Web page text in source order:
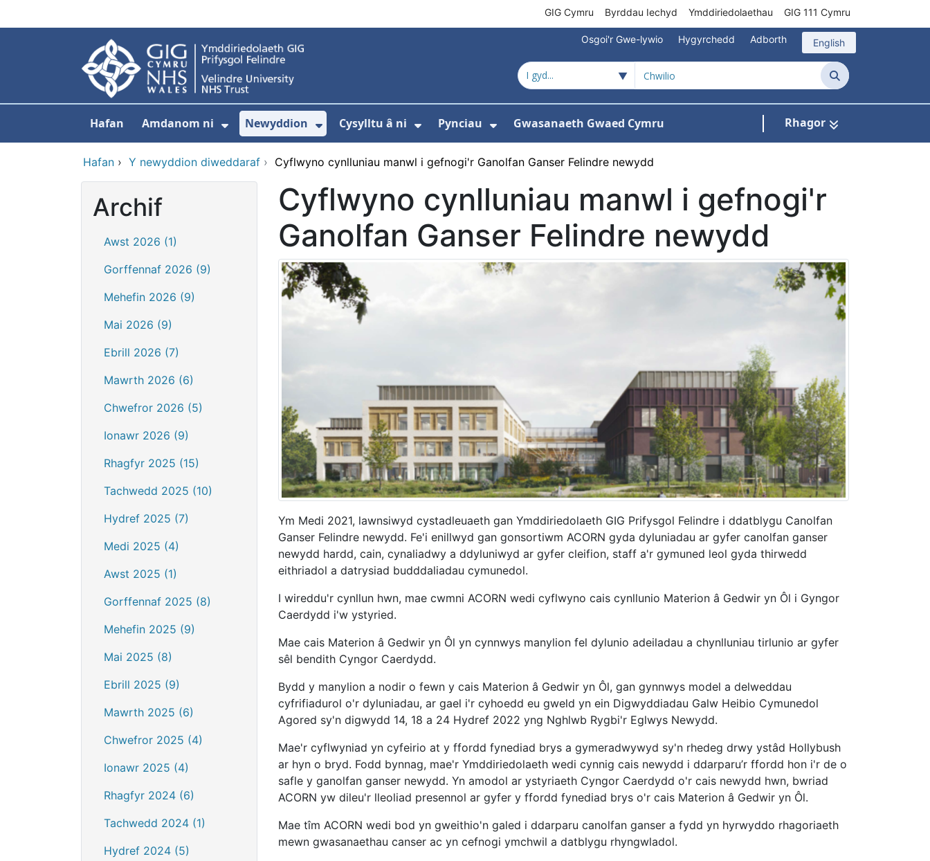
GIG Cymru Byrddau Iechyd Ymddiriedolaethau GIG 111 Cymru
Osgoi'r Gwe-lywio Hygyrchedd Adborth English
Chwilio
Hafan Amdanom ni
Dangos isddewislen ar gyfer Amdanom ni
Newyddion
Dangos isddewislen ar gyfer Newyddion
Cysylltu â ni Pynciau Gwasanaeth Gwaed Cymru Rhagor
Hafan › Y newyddion diweddaraf › Cyflwyno cynlluniau manwl i gefnogi'r Ganolfan Ganser Felindre newydd
Archif
Awst 2026 (1)
Gorffennaf 2026 (9)
Mehefin 2026 (9)
Mai 2026 (9)
Ebrill 2026 (7)
Mawrth 2026 (6)
Chwefror 2026 (5)
Ionawr 2026 (9)
Rhagfyr 2025 (15)
Tachwedd 2025 (10)
Hydref 2025 (7)
Medi 2025 (4)
Awst 2025 (1)
Gorffennaf 2025 (8)
Mehefin 2025 (9)
Mai 2025 (8)
Ebrill 2025 (9)
Mawrth 2025 (6)
Chwefror 2025 (4)
Ionawr 2025 (4)
Rhagfyr 2024 (6)
Tachwedd 2024 (1)
Hydref 2024 (5)
Cyflwyno cynlluniau manwl i gefnogi'r
Ganolfan Ganser Felindre newydd
Ym Medi 2021, lawnsiwyd cystadleuaeth gan Ymddiriedolaeth GIG Prifysgol Felindre i ddatblygu Canolfan
Ganser Felindre newydd. Fe'i enillwyd gan gonsortiwm ACORN gyda dyluniadau ar gyfer canolfan ganser
newydd hardd, cain, cynaliadwy a ddyluniwyd ar gyfer cleifion, staff a'r gymuned leol gyda thirwedd
eithriadol a datrysiad budddaliadau cymunedol.
I wireddu'r cynllun hwn, mae cwmni ACORN wedi cyflwyno cais cynllunio Materion â Gedwir yn Ôl i Gyngor
Caerdydd i'w ystyried.
Mae cais Materion â Gedwir yn Ôl yn cynnwys manylion fel dylunio adeiladau a chynlluniau tirlunio ar gyfer
sêl bendith Cyngor Caerdydd.
Bydd y manylion a nodir o fewn y cais Materion â Gedwir yn Ôl, gan gynnwys model a delweddau
cyfrifiadurol o'r dyluniadau, ar gael i'r cyhoedd eu gweld yn ein Digwyddiadau Galw Heibio Cymunedol
Agored sy'n digwydd 14, 18 a 24 Hydref 2022 yng Nghlwb Rygbi'r Eglwys Newydd.
Mae'r cyflwyniad yn cyfeirio at y ffordd fynediad brys a gymeradwywyd sy'n rhedeg drwy ystâd Hollybush
ar hyn o bryd. Fodd bynnag, mae'r Ymddiriedolaeth wedi cynnig cais newydd i ddarparu’r ffordd hon i'r de o
safle y ganolfan ganser newydd. Yn amodol ar ystyriaeth Cyngor Caerdydd o'r cais newydd hwn, bwriad
ACORN yw dileu'r lleoliad presennol ar gyfer y ffordd fynediad brys o'r cais Materion â Gedwir yn Ôl.
Mae tîm ACORN wedi bod yn gweithio'n galed i ddarparu canolfan ganser a fydd yn hyrwyddo rhagoriaeth
mewn gwasanaethau canser ac yn cefnogi ymchwil a datblygu rhyngwladol.